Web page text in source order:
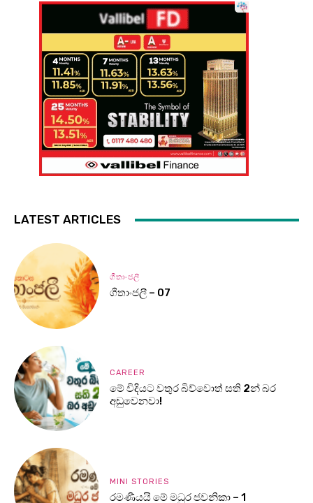
LATEST ARTICLES
ගීතාංජලී
ගීතාංජලී – 07
CAREER
මේ විදියට වතුර බිව්වොත් සති 2න් බර
අඩුවෙනවා!
MINI STORIES
රමණීයයි මේ මධුර ජවනිකා – 1